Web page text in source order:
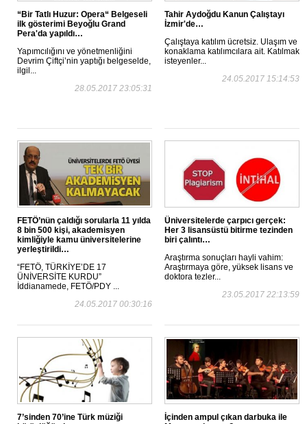
“Bir Tatlı Huzur: Opera“ Belgeseli
ilk gösterimi Beyoğlu Grand
Pera'da yapıldı…
Yapımcılığını ve yönetmenliğini
Devrim Çiftçi’nin yaptığı belgeselde,
ilgil...
28.05.2017 23:05:31
Tahir Aydoğdu Kanun Çalıştayı
İzmir'de…
Çalıştaya katılım ücretsiz. Ulaşım ve
konaklama katılımcılara ait. Katılmak
isteyenler...
24.05.2017 15:14:53
FETÖ’nün çaldığı sorularla 11 yılda
8 bin 500 kişi, akademisyen
kimliğiyle kamu üniversitelerine
yerleştirildi…
“FETÖ, TÜRKİYE’DE 17
ÜNİVERSİTE KURDU”
İddianamede, FETÖ/PDY ...
24.05.2017 00:30:16
Üniversitelerde çarpıcı gerçek:
Her 3 lisansüstü bitirme tezinden
biri çalıntı…
Araştırma sonuçları hayli vahim:
Araştırmaya göre, yüksek lisans ve
doktora tezler...
23.05.2017 22:13:59
7’sinden 70’ine Türk müziği
İçinden ampul çıkan darbuka ile